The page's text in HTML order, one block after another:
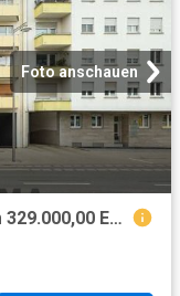
Foto anschauen
Wohnung zum Kaufen in Mannheim 329.000,00 EUR 80 m²